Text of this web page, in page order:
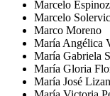
Marcelo
Marcelo
Marco Moreno
María Angélica
María Gabriela
María Gloria
María José